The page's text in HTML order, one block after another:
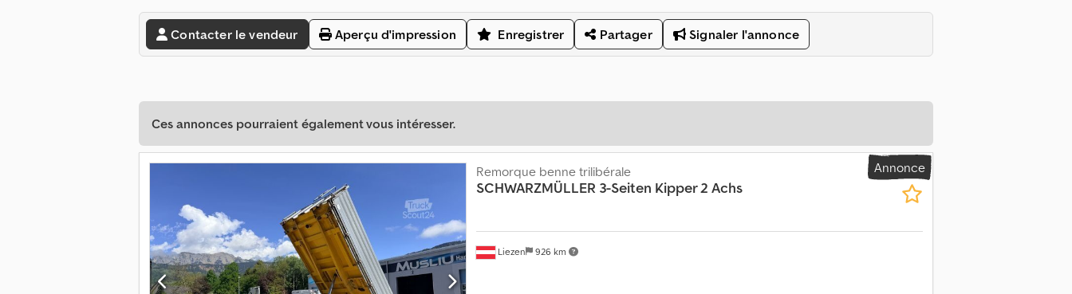
Contacter le vendeur Aperçu d'impression Enregistrer Partager Signaler l'annonce
Ces annonces pourraient également vous intéresser.
Annonce
Liezen 926 km
Remorque benne trilibérale
SCHWARZMÜLLER 3-Seiten Kipper 2 Achs